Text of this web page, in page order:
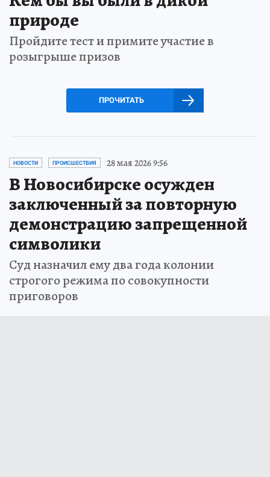
природе
Пройдите тест и примите участие в
розыгрыше призов
ПРОЧИТАТЬ
НОВОСТИ ПРОИСШЕСТВИЯ 28 мая 2026 9:56
В Новосибирске осужден
заключенный за повторную
демонстрацию запрещенной
символики
Суд назначил ему два года колонии
строгого режима по совокупности
приговоров